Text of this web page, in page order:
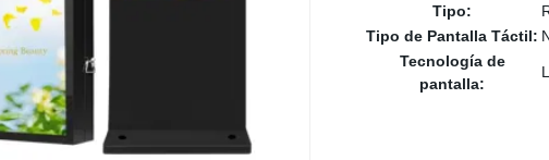
Tipo:
Tipo de Pantalla Táctil:
Tecnología de
pantalla: